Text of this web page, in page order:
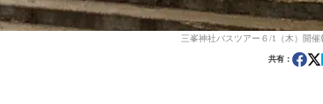
三峯神社バスツアー６/1（木）開催
共有：